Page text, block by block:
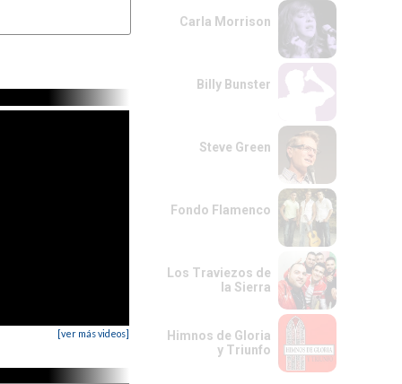
[ver más videos]
Carla Morrison
Billy Bunster
Steve Green
Fondo Flamenco
Los Traviezos de
la Sierra
Himnos de Gloria
y Triunfo